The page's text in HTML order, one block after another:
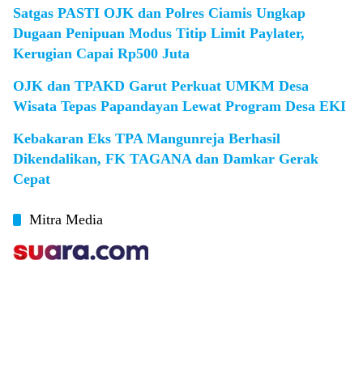
Satgas PASTI OJK dan Polres Ciamis Ungkap
Dugaan Penipuan Modus Titip Limit Paylater,
Kerugian Capai Rp500 Juta
OJK dan TPAKD Garut Perkuat UMKM Desa
Wisata Tepas Papandayan Lewat Program Desa EKI
Kebakaran Eks TPA Mangunreja Berhasil
Dikendalikan, FK TAGANA dan Damkar Gerak
Cepat
Mitra Media